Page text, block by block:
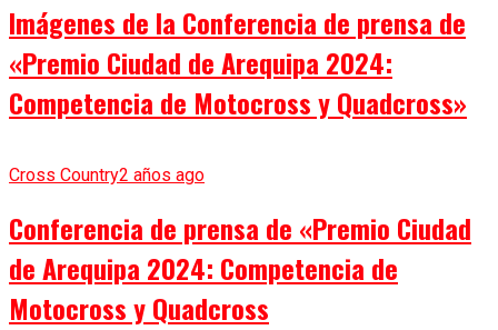
Imágenes de la Conferencia de prensa de
«Premio Ciudad de Arequipa 2024:
Competencia de Motocross y Quadcross»
Cross Country2 años ago
Conferencia de prensa de «Premio Ciudad
de Arequipa 2024: Competencia de
Motocross y Quadcross